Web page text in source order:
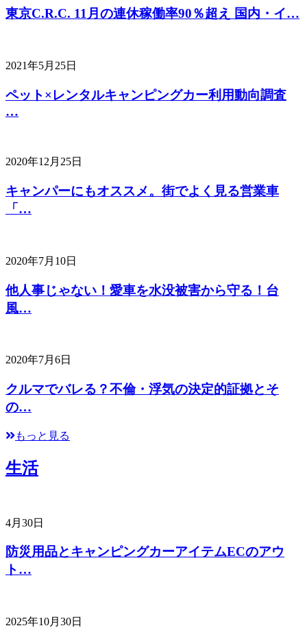
東京C.R.C. 11月の連休稼働率90％超え 国内・イ…
2021年5月25日
ペット×レンタルキャンピングカー利用動向調査
…
2020年12月25日
キャンパーにもオススメ。街でよく見る営業車
「…
2020年7月10日
他人事じゃない！愛車を水没被害から守る！台
風…
2020年7月6日
クルマでバレる？不倫・浮気の決定的証拠とそ
の…
もっと見る
生活
4月30日
防災用品とキャンピングカーアイテムECのアウ
ト…
2025年10月30日